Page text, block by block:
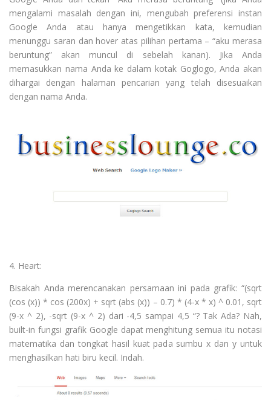
mengalami masalah dengan ini, mengubah preferensi instan
Google Anda atau hanya mengetikkan kata, kemudian
menunggu saran dan hover atas pilihan pertama – “aku merasa
beruntung” akan muncul di sebelah kanan). Jika Anda
memasukkan nama Anda ke dalam kotak Goglogo, Anda akan
dihargai dengan halaman pencarian yang telah disesuaikan
dengan nama Anda.
4. Heart:
Bisakah Anda merencanakan persamaan ini pada grafik: “(sqrt
(cos (x)) * cos (200x) + sqrt (abs (x)) – 0.7) * (4-x * x) ^ 0.01, sqrt
(9-x ^ 2), -sqrt (9-x ^ 2) dari -4,5 sampai 4,5 “? Tak Ada? Nah,
built-in fungsi grafik Google dapat menghitung semua itu notasi
matematika dan tongkat hasil kuat pada sumbu x dan y untuk
menghasilkan hati biru kecil. Indah.